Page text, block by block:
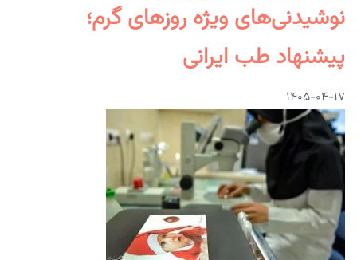
نوشیدنی‌های ویژه روزهای گرم؛
پیشنهاد طب ایرانی
۱۴۰۵-۰۴-۱۷